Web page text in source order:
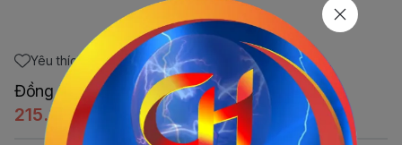
Yêu thích
Đồng Hồ Cơ Điện Tử 20A Pansong
215.280đ